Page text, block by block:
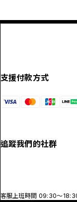
支援付款方式
追蹤我們的社群
客服上班時間 09:30～